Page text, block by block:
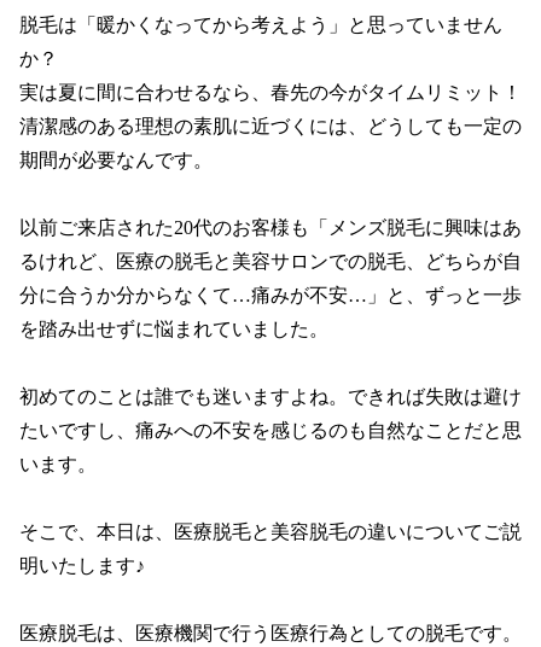
脱毛は「暖かくなってから考えよう」と思っていません
か？
実は夏に間に合わせるなら、春先の今がタイムリミット！
清潔感のある理想の素肌に近づくには、どうしても一定の
期間が必要なんです。
以前ご来店された20代のお客様も「メンズ脱毛に興味はあ
るけれど、医療の脱毛と美容サロンでの脱毛、どちらが自
分に合うか分からなくて…痛みが不安…」と、ずっと一歩
を踏み出せずに悩まれていました。
初めてのことは誰でも迷いますよね。できれば失敗は避け
たいですし、痛みへの不安を感じるのも自然なことだと思
います。
そこで、本日は、医療脱毛と美容脱毛の違いについてご説
明いたします♪
医療脱毛は、医療機関で行う医療行為としての脱毛です。